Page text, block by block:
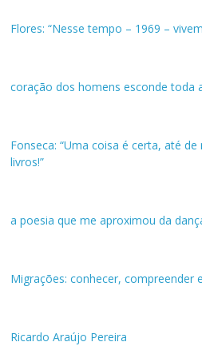
Flores: “Nesse tempo – 1969 –
coração dos homens esconde toda
Fonseca: “Uma coisa é certa, até
livros!”
a poesia que me aproximou da
Migrações: conhecer, compreender
Ricardo Araújo Pereira